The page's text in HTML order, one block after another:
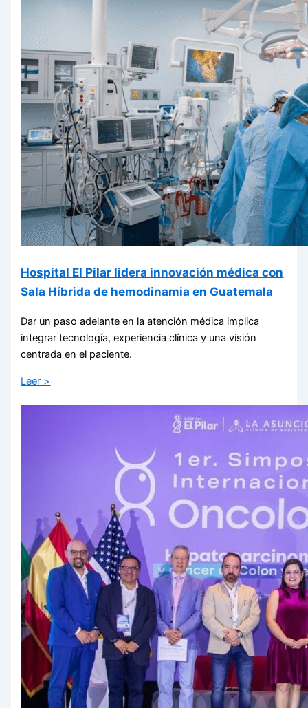
Hospital El Pilar lidera innovación médica con
Sala Híbrida de hemodinamia en Guatemala
Dar un paso adelante en la atención médica implica
integrar tecnología, experiencia clínica y una visión
centrada en el paciente.
Leer >